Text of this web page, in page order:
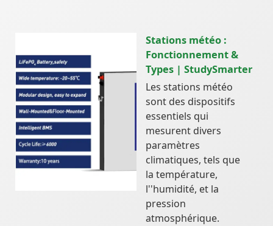
Stations météo :
Fonctionnement &
Types | StudySmarter
Les stations météo
sont des dispositifs
essentiels qui
mesurent divers
paramètres
climatiques, tels que
la température,
l''humidité, et la
pression
atmosphérique.